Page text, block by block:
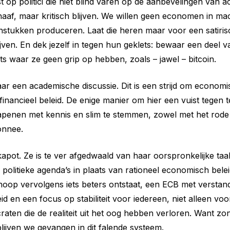
maar kritisch blijven. We willen geen economen in
produceren. Laat die heren maar voor een
En dek jezelf in tegen hun geklets: bewaar een deel
waar ze geen grip op hebben, zoals – jawel – bitcoin.
een academische discussie. Dit is een strijd om
beleid. De enige manier om hier een vuist tegen
met kennis en slim te stemmen, zowel met het
Ze is te ver afgedwaald van haar oorspronkelijke
agenda’s in plaats van rationeel economisch
vervolgens iets beters ontstaat, een ECB met
en een focus op stabiliteit voor iedereen, niet alleen
die de realiteit uit het oog hebben verloren. Want
we gevangen in dit falende systeem.